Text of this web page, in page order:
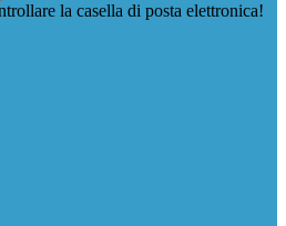
la casella di posta elettronica!